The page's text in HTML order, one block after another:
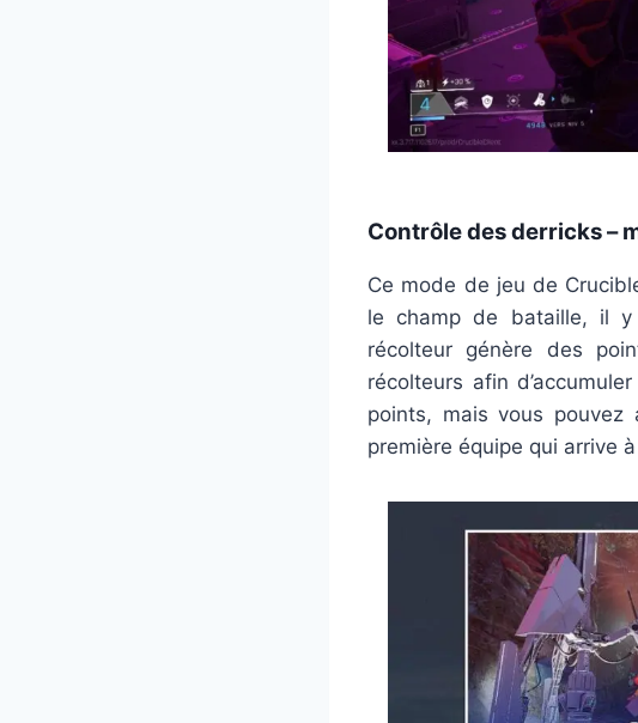
Contrôle des derricks –
Ce mode de jeu de
le champ de bataille, il y
récolteur génère des
récolteurs afin
points, mais vous
première équipe qui arrive